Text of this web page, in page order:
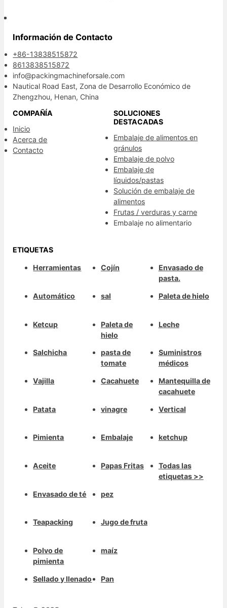
Información de Contacto
+86-13838515872
8613838515872
info@packingmachineforsale.com
Nautical Road East, Zona de Desarrollo Económico de
Zhengzhou, Henan, China
COMPAÑÍA
Inicio
Acerca de
Contacto
SOLUCIONES
DESTACADAS
Embalaje de alimentos en
gránulos
Embalaje de polvo
Embalaje de
líquidos/pastas
Solución de embalaje de
alimentos
Frutas / verduras y carne
Embalaje no alimentario
ETIQUETAS
Herramientas
Automático
Ketcup
Salchicha
Vajilla
Patata
Pimienta
Aceite
Envasado de té
Teapacking
Polvo de
pimienta
Sellado y llenado
Cojín
sal
Paleta de
hielo
pasta de
tomate
Cacahuete
vinagre
Embalaje
Papas Fritas
pez
Jugo de fruta
maíz
Pan
Envasado de
pasta.
Paleta de hielo
Leche
Suministros
médicos
Mantequilla de
cacahuete
Vertical
ketchup
Todas las
etiquetas >>